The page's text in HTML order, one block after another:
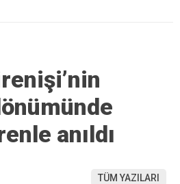
anıldı
TÜM YAZILARI